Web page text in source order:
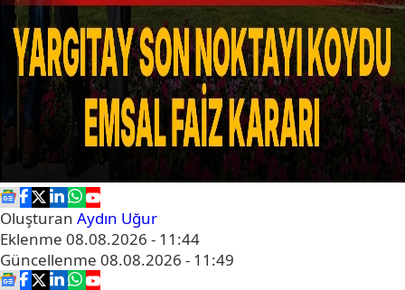
Oluşturan Aydın Uğur
Eklenme 08.08.2026 - 11:44
Güncellenme 08.08.2026 - 11:49